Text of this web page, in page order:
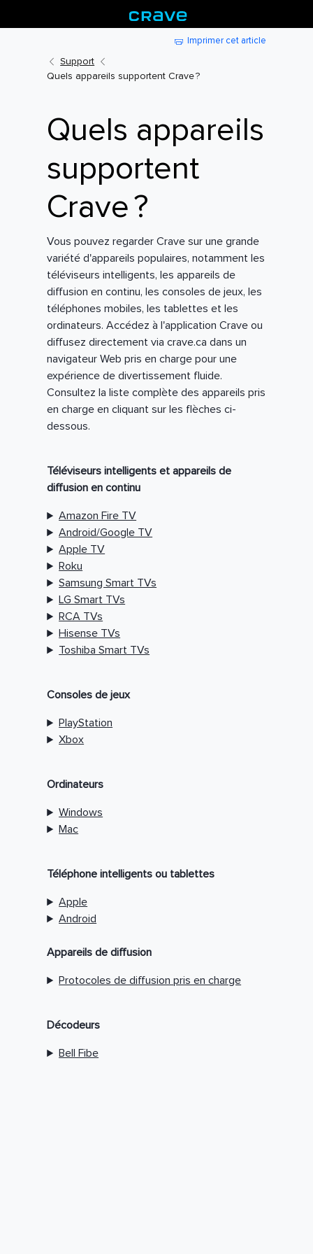
Imprimer cet article
Support
Quels appareils supportent Crave ?
Quels appareils
supportent
Crave ?
Vous pouvez regarder Crave sur une grande
variété d'appareils populaires, notamment les
téléviseurs intelligents, les appareils de
diffusion en continu, les consoles de jeux, les
téléphones mobiles, les tablettes et les
ordinateurs. Accédez à l'application Crave ou
diffusez directement via crave.ca dans un
navigateur Web pris en charge pour une
expérience de divertissement fluide.
Consultez la liste complète des appareils pris
en charge en cliquant sur les flèches ci-
dessous.
Téléviseurs intelligents et appareils de
diffusion en continu
Amazon Fire TV
Android/Google TV
Apple TV
Roku
Samsung Smart TVs
LG Smart TVs
RCA TVs
Hisense TVs
Toshiba Smart TVs
Consoles de jeux
PlayStation
Xbox
Ordinateurs
Windows
Mac
Téléphone intelligents ou tablettes
Apple
Android
Appareils de diffusion
Protocoles de diffusion pris en charge
Décodeurs
Bell Fibe